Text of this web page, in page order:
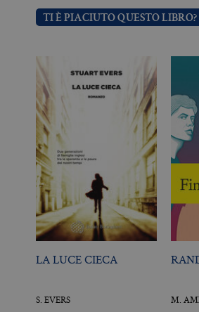
TI È PIACIUTO QUESTO LIBRO?
LA LUCE CIECA
S. EVERS M.